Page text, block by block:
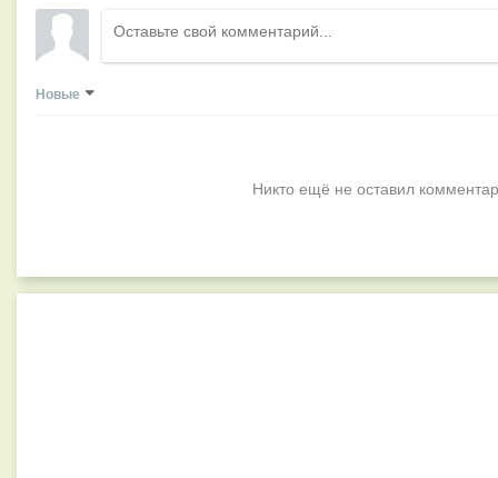
Новые
Никто ещё не оставил